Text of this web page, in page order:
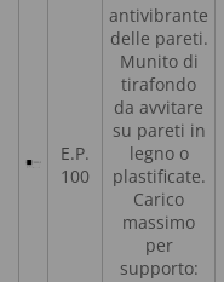
E.P.
100
antivibrante
delle pareti.
Munito di
tirafondo
da avvitare
su pareti in
legno o
plastificate.
Carico
massimo
per
supporto: